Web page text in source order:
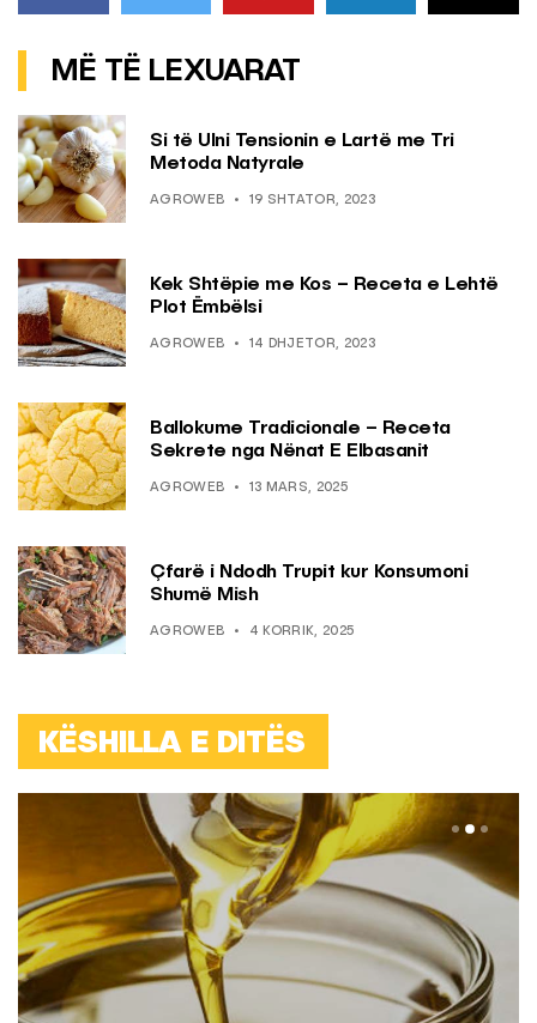
MË TË LEXUARAT
Si të Ulni Tensionin e Lartë me Tri
Metoda Natyrale
AGROWEB 19 SHTATOR, 2023
Kek Shtëpie me Kos – Receta e Lehtë
Plot Ëmbëlsi
AGROWEB 14 DHJETOR, 2023
Ballokume Tradicionale – Receta
Sekrete nga Nënat E Elbasanit
AGROWEB 13 MARS, 2025
Çfarë i Ndodh Trupit kur Konsumoni
Shumë Mish
AGROWEB 4 KORRIK, 2025
KËSHILLA E DITËS